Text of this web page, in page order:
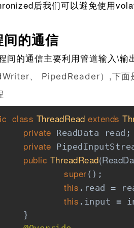
后我们可以避免使用
间的通信
的通信主要利用管道输入\输
、 PipedReader）,下面
class ThreadRead extends
private ReadData
private
public ThreadRead
super ();
this .read =
this .input